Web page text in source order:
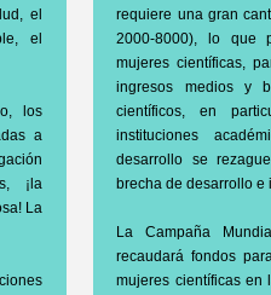
el
el
los
a
¡la
La
requiere una gran
2000-8000), lo que
mujeres científicas,
ingresos medios y
científicos, en
instituciones
desarrollo se
brecha de desarrollo e
La Campaña
recaudará fondos
mujeres científicas en